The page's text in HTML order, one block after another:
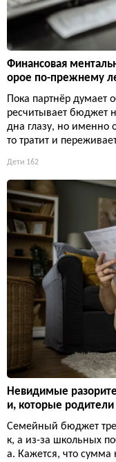
Финансовая
орое по-прежнему
Пока партнёр думает
ресчитывает бюджет
дна глазу, но именно
то тратит и
Дети 162
Невидимые
и, которые родители
Семейный бюджет
к, а из-за школьных
а. Кажется, что сумма